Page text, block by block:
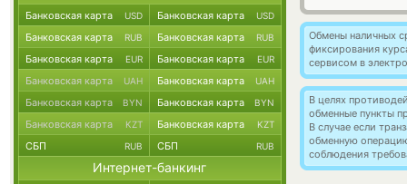
Обмены наличных
фиксирования
сервисом в
В целях
обменные пункты
В случае если
обменную
соблюдения
Банковская карта USD Банковская карта USD
Банковская карта RUB Банковская карта RUB
Банковская карта EUR Банковская карта EUR
Банковская карта UAH Банковская карта UAH
Банковская карта BYN Банковская карта BYN
Банковская карта KZT Банковская карта KZT
СБП RUB СБП RUB
Интернет-банкинг